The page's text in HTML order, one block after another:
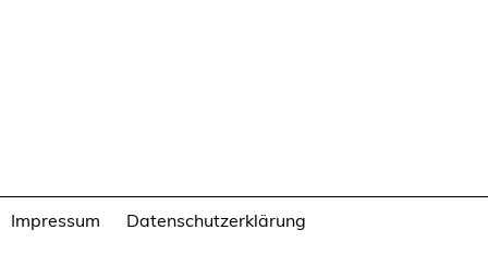
Impressum Datenschutzerklärung